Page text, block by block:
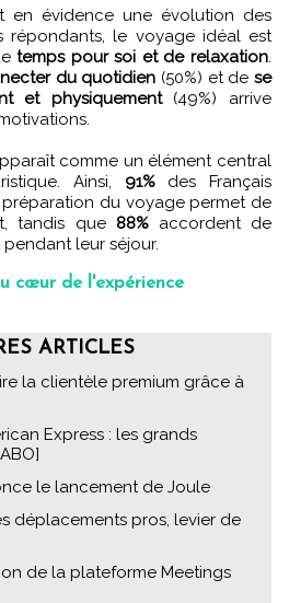
en évidence une évolution des
répondants, le voyage idéal est
temps pour soi et de relaxation.
du quotidien (50%) et dese
et physiquement(49%) arrive
comme un élément central
Ainsi, 91% des Français
du voyage permet de
tandis que 88% accordent de
leur séjour.
cœur de l'expérience
ARTICLES
la clientèle premium grâce à
Express : les grands
le lancement de Joule
déplacements pros, levier de
de la plateforme Meetings